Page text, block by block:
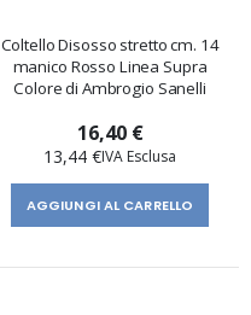
Coltello Disosso stretto cm. 14
manico Rosso Linea Supra
Colore di Ambrogio Sanelli
16,40 €
13,44 €
AGGIUNGI AL CARRELLO